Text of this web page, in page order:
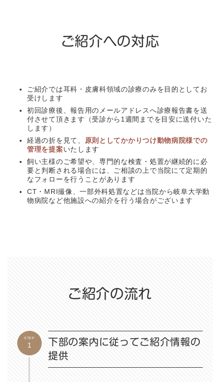
ご紹介への対応
ご紹介では耳科・皮膚科領域の診療のみを目的としてお
受けします
初回診療後、報告用のメールアドレスへ診療報告書を送
付させて頂きます（受診から1週間までを目安に送付いた
します）
経過の折を見て、
原則としてかかりつけ動物病院様での
管理を提案いたします
飼い主様のご希望や、専門的な検査・処置が継続的に必
要と判断される場合には、ご相談の上で当院にて定期的
なフォローを行うことがあります
CT・MRI撮像、一部外科処置などは当院から岐阜大学動
物病院など他施設への紹介を行う場合がございます
ご紹介の流れ
下部の案内に従ってご紹介情報の
提供
STEP
1